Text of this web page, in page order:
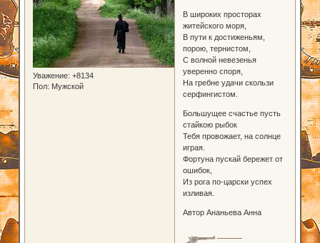
Уважение: +8134
Пол: Мужской
В широких просторах
житейского моря,
В пути к достиженьям,
порою, тернистом,
С волной невезенья
уверенно споря,
На гребне удачи скользи
серфингистом.
Большущее счастье пусть
стайкою рыбок
Тебя провожает, на солнце
играя.
Фортуна пускай бережет от
ошибок,
Из рога по-царски успех
изливая.
Автор Ананьева Анна